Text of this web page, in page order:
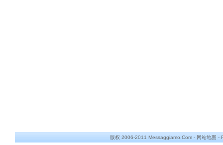
版权 2006-2011 Messaggiamo.Com - 网站地图 -